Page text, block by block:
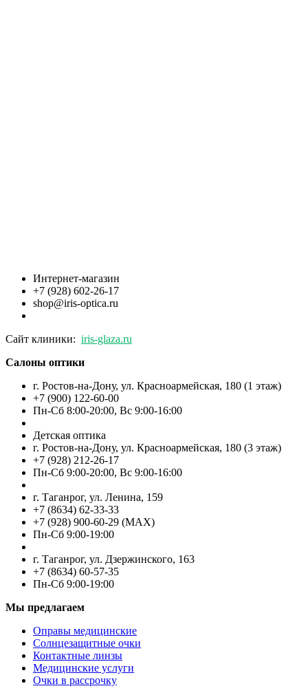
Интернет-магазин
+7 (928) 602-26-17
shop@iris-optica.ru
Сайт клиники: iris-glaza.ru
Салоны оптики
г. Ростов-на-Дону, ул. Красноармейская, 180 (1 этаж)
+7 (900) 122-60-00
Пн-Cб 8:00-20:00, Вс 9:00-16:00
Детская оптика
г. Ростов-на-Дону, ул. Красноармейская, 180 (3 этаж)
+7 (928) 212-26-17
Пн-Cб 9:00-20:00, Вс 9:00-16:00
г. Таганрог, ул. Ленина, 159
+7 (8634) 62-33-33
+7 (928) 900-60-29 (MAX)
Пн-Cб 9:00-19:00
г. Таганрог, ул. Дзержинского, 163
+7 (8634) 60-57-35
Пн-Сб 9:00-19:00
Мы предлагаем
Оправы медицинские
Солнцезащитные очки
Контактные линзы
Медицинские услуги
Очки в рассрочку